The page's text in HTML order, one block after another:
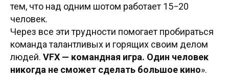
тем, что над одним шотом работает 15−20
человек.
Через все эти трудности помогает пробираться
команда талантливых и горящих своим делом
людей. VFX — командная игра. Один человек
никогда не сможет сделать большое кино».